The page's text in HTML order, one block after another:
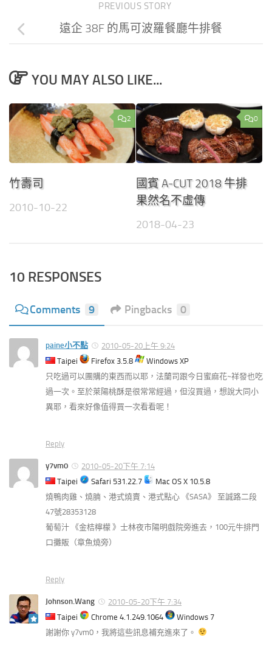
PREVIOUS STORY
遠企 38F 的馬可波羅餐廳牛排餐
YOU MAY ALSO LIKE...
2
竹壽司
2010-10-22
0
國賓 A-CUT 2018 牛排
果然名不虛傳
2018-04-23
10 RESPONSES
Comments 9 Pingbacks 0
paine小不點
2010-05-20上午 9:24
Taipei
Firefox 3.5.8
Windows XP
只吃過可以團購的東西而以耶，法蘭司跟今日蜜麻花~祥發也吃
過一次。至於萊陽桃酥是很常常經過，但沒買過，想說大同小
異耶，看來好像值得買一次看看呢！
Reply
y7vm0
2010-05-20下午 7:14
Taipei
Safari 531.22.7
Mac OS X 10.5.8
燒鴨肉雞、燒腩、港式燒賣、港式點心 《SASA》 至誠路二段
47號28353128
葡萄汁 《金桔檸檬 》士林夜市陽明戲院旁進去，100元牛排門
口攤販（章魚燒旁）
Reply
Johnson.Wang
2010-05-20下午 7:34
Taipei
Chrome 4.1.249.1064
Windows 7
謝謝你 y7vm0，我將這些訊息補充進來了。